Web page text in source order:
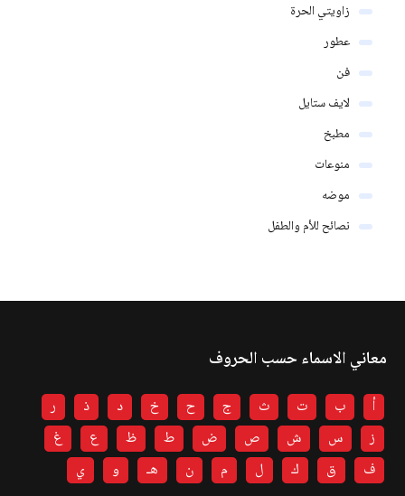
زاويتي الحرة
عطور
فن
لايف ستايل
مطبخ
منوعات
موضه
نصائح للأم والطفل
معاني الاسماء حسب الحروف
أ ب ت ث ج ح خ د ذ
ر
ز
س ش ص ض ط ظ ع
غ
ف
ق ك ل م ن هـ و ي